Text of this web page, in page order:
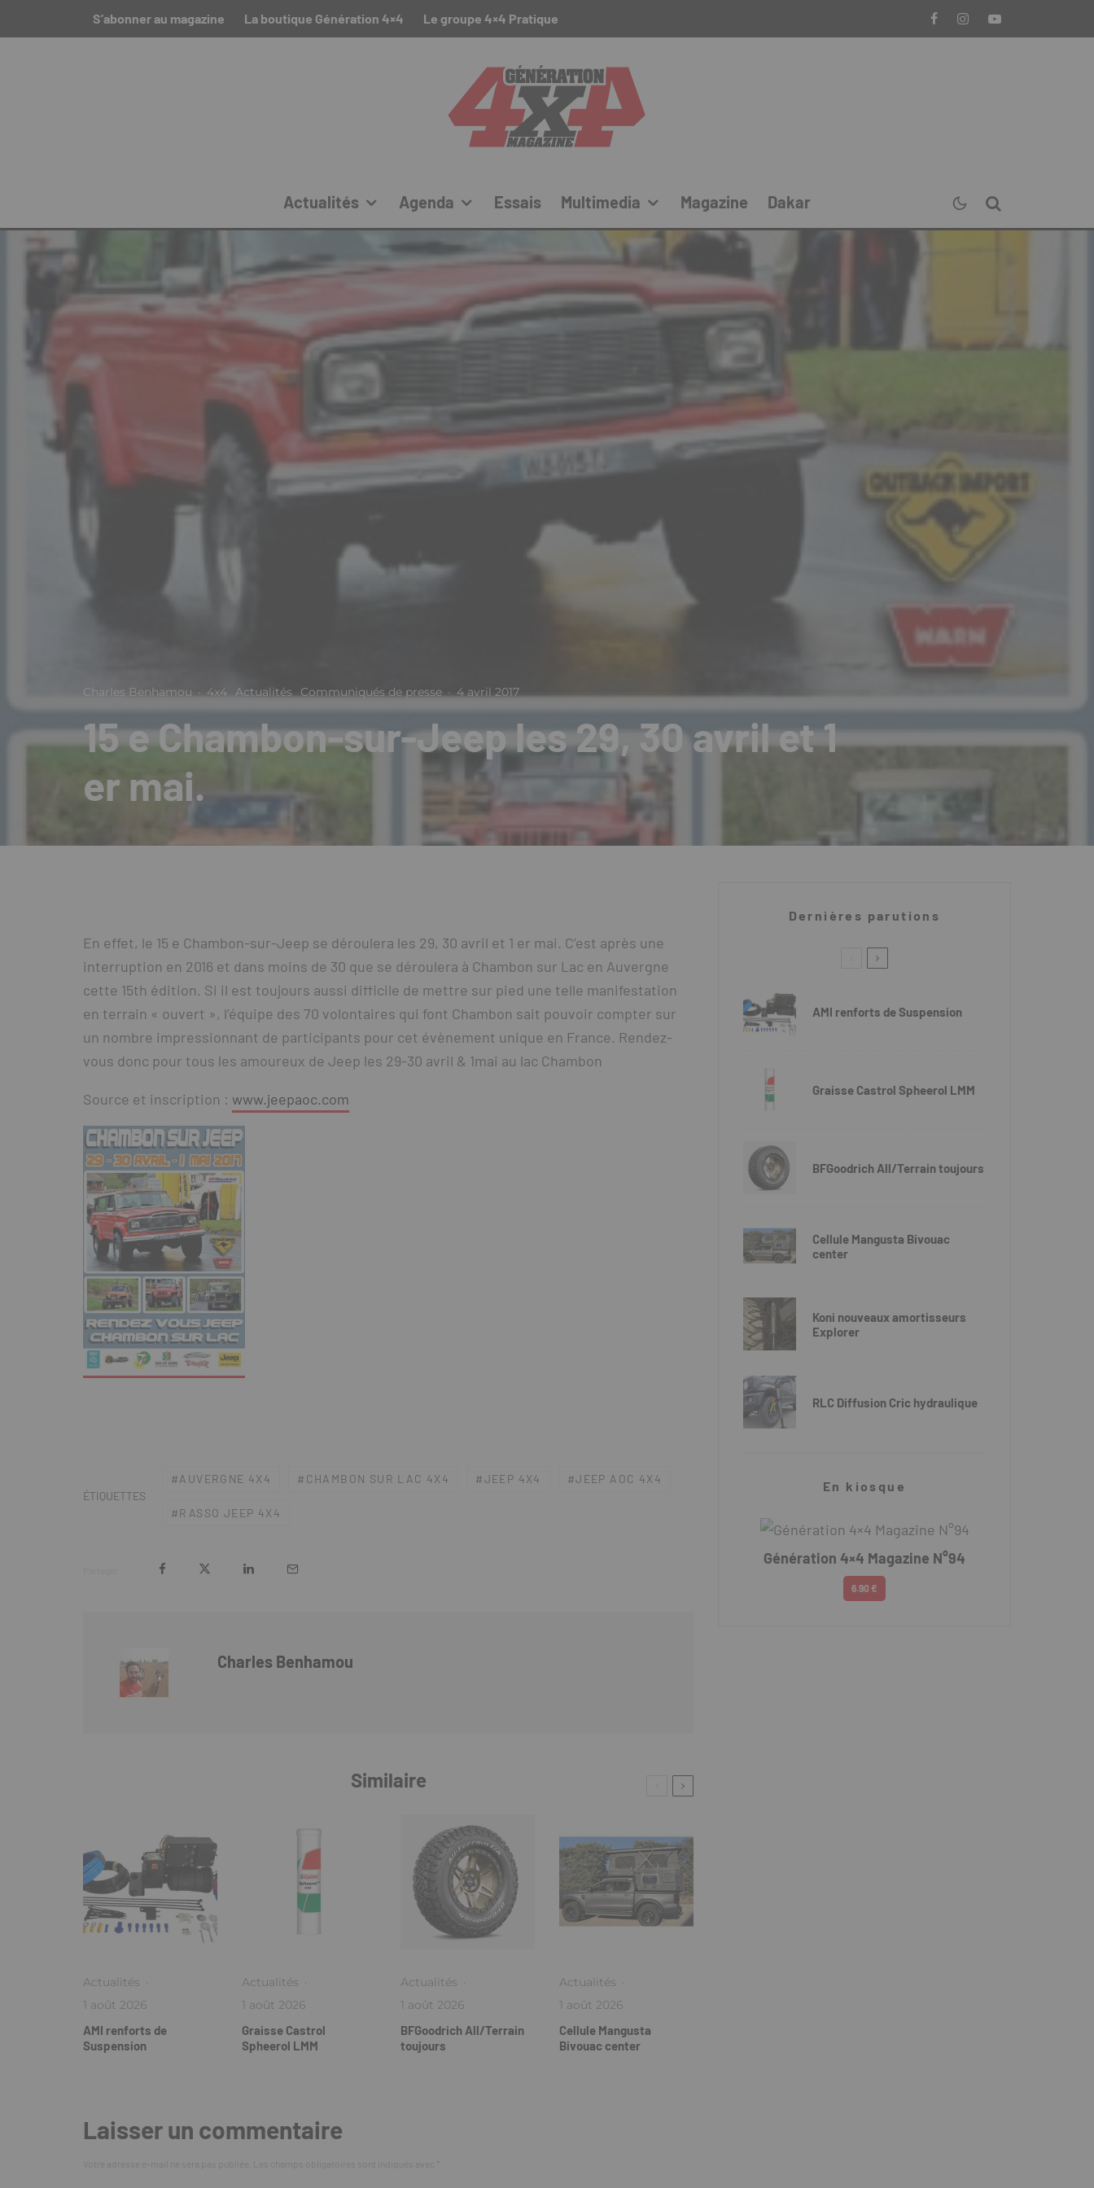
S’abonner au magazine La boutique Génération 4×4 Le groupe 4×4 Pratique
Actualités Agenda Essais Multimedia Magazine Dakar
Charles Benhamou · 4x4 Actualités Communiqués de presse · 4 avril 2017
15 e Chambon-sur-Jeep les 29, 30 avril et 1
er mai.
En effet, le 15 e Chambon-sur-Jeep se déroulera les 29, 30 avril et 1 er mai. C’est après une
interruption en 2016 et dans moins de 30 que se déroulera à Chambon sur Lac en Auvergne
cette 15th édition. Si il est toujours aussi difficile de mettre sur pied une telle manifestation
en terrain « ouvert », l’équipe des 70 volontaires qui font Chambon sait pouvoir compter sur
un nombre impressionnant de participants pour cet évènement unique en France. Rendez-
vous donc pour tous les amoureux de Jeep les 29-30 avril & 1mai au lac Chambon
Source et inscription : www.jeepaoc.com
ÉTIQUETTES
AUVERGNE 4X4 CHAMBON SUR LAC 4X4 JEEP 4X4 JEEP AOC 4X4
RASSO JEEP 4X4
Charles Benhamou
Similaire
Actualités ·
1 août 2026
AMI renforts de
Suspension
Actualités ·
1 août 2026
Graisse Castrol
Spheerol LMM
Actualités ·
1 août 2026
BFGoodrich All/Terrain
toujours
Actualités ·
1 août 2026
Cellule Mangusta
Bivouac center
Laisser un commentaire
Dernières parutions
AMI renforts de Suspension
Graisse Castrol Spheerol LMM
BFGoodrich All/Terrain toujours
Cellule Mangusta Bivouac
center
Koni nouveaux amortisseurs
Explorer
RLC Diffusion Cric hydraulique
En kiosque
Génération 4×4 Magazine N°94
6.90 €